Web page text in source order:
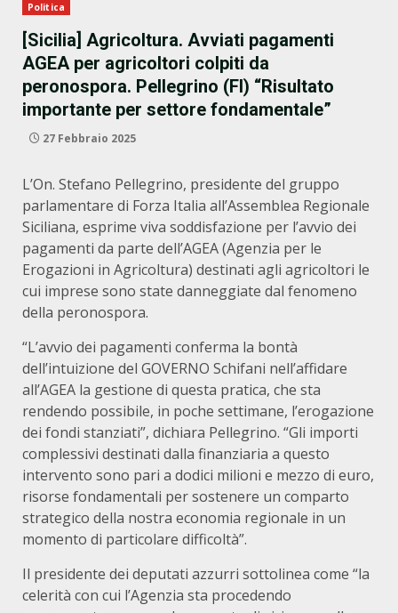
Politica
[Sicilia] Agricoltura. Avviati pagamenti
AGEA per agricoltori colpiti da
peronospora. Pellegrino (FI) “Risultato
importante per settore fondamentale”
27 Febbraio 2025
L’On. Stefano Pellegrino, presidente del gruppo
parlamentare di Forza Italia all’Assemblea Regionale
Siciliana, esprime viva soddisfazione per l’avvio dei
pagamenti da parte dell’AGEA (Agenzia per le
Erogazioni in Agricoltura) destinati agli agricoltori le
cui imprese sono state danneggiate dal fenomeno
della peronospora.
“L’avvio dei pagamenti conferma la bontà
dell’intuizione del GOVERNO Schifani nell’affidare
all’AGEA la gestione di questa pratica, che sta
rendendo possibile, in poche settimane, l’erogazione
dei fondi stanziati”, dichiara Pellegrino. “Gli importi
complessivi destinati dalla finanziaria a questo
intervento sono pari a dodici milioni e mezzo di euro,
risorse fondamentali per sostenere un comparto
strategico della nostra economia regionale in un
momento di particolare difficoltà”.
Il presidente dei deputati azzurri sottolinea come “la
celerità con cui l’Agenzia sta procedendo